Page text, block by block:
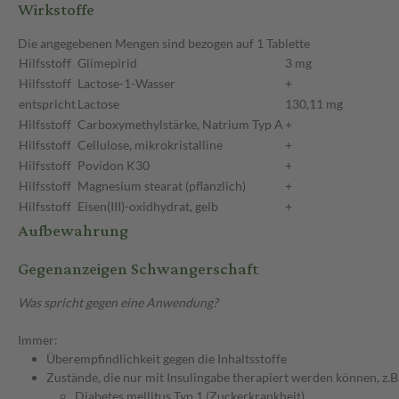
Wirkstoffe
Die angegebenen Mengen sind bezogen auf 1 Tablette
Hilfsstoff Glimepirid
3 mg
Hilfsstoff Lactose-1-Wasser
+
entsprichtLactose
130,11 mg
Hilfsstoff Carboxymethylstärke, Natrium Typ A +
Hilfsstoff Cellulose, mikrokristalline
+
Hilfsstoff Povidon K30
+
Hilfsstoff Magnesium stearat (pflanzlich)
+
Hilfsstoff Eisen(III)-oxidhydrat, gelb +
Aufbewahrung
Gegenanzeigen Schwangerschaft
Was spricht gegen eine Anwendung?
Immer:
Überempfindlichkeit gegen die Inhaltsstoffe
Zustände, die nur mit Insulingabe therapiert werden können,
Diabetes mellitus Typ 1 (Zuckerkrankheit)